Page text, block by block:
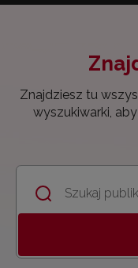
Znajdziesz tu
wyszukiwarki,